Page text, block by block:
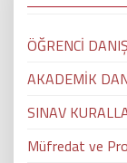
ÖĞRENCİ
AKADEMİK
SINAV
Müfredat ve